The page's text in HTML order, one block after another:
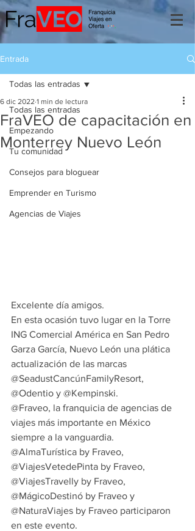
Entrada
Todas las entradas
Empezando
Tu comunidad
Consejos para bloguear
Emprender en Turismo
Agencias de Viajes
Todas las entradas
FraVEO de capacitación en
Monterrey Nuevo León
6 dic 2022 1 min de lectura
Excelente día amigos.
En esta ocasión tuvo lugar en la Torre
ING Comercial América en San Pedro
Garza García, Nuevo León una plática
actualización de las marcas
@SeadustCancúnFamilyResort,
@Odentio y @Kempinski.
@Fraveo, la franquicia de agencias de
viajes más importante en México
siempre a la vanguardia.
@AlmaTurística by Fraveo,
@ViajesVetedePinta by Fraveo,
@ViajesTravelly by Fraveo,
@MágicoDestinó by Fraveo y
@NaturaViajes by Fraveo participaron
en este evento.